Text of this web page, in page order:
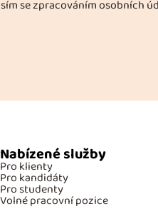
se zpracováním osobních
Nabízené služby
Pro klienty
Pro kandidáty
Pro studenty
Volné pracovní pozice